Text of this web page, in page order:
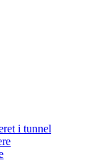
i tunnel